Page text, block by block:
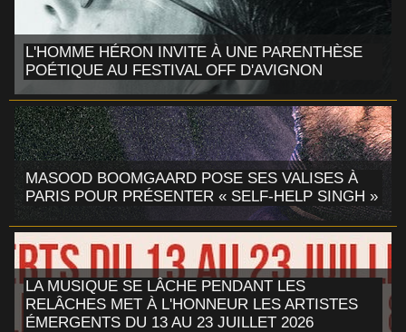
L'HOMME HÉRON INVITE À UNE PARENTHÈSE
POÉTIQUE AU FESTIVAL OFF D'AVIGNON
MASOOD BOOMGAARD POSE SES VALISES À
PARIS POUR PRÉSENTER « SELF-HELP SINGH »
LA MUSIQUE SE LÂCHE PENDANT LES
RELÂCHES MET À L'HONNEUR LES ARTISTES
ÉMERGENTS DU 13 AU 23 JUILLET 2026